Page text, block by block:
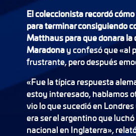
El coleccionista recordó
para terminar consiguiendo
Matthaus para que donara la
Maradonay confesó que «al
frustrante, pero después
«Fue la típica respuesta
estoy interesado, hablamos
vio lo que sucedió en
era ser el argentino que
nacional en Inglaterra»,